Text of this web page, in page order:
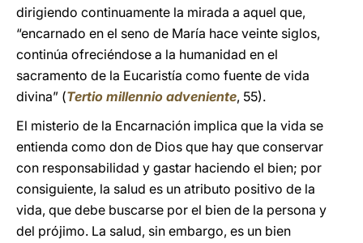
dirigiendo continuamente la mirada a aquel que,
“encarnado en el seno de María hace veinte siglos,
continúa ofreciéndose a la humanidad en el
sacramento de la Eucaristía como fuente de vida
divina” (Tertio millennio adveniente, 55).
El misterio de la Encarnación implica que la vida se
entienda como don de Dios que hay que conservar
con responsabilidad y gastar haciendo el bien; por
consiguiente, la salud es un atributo positivo de la
vida, que debe buscarse por el bien de la persona y
del prójimo. La salud, sin embargo, es un bien